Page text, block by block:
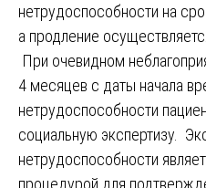
нетрудоспособности на
а продление
При очевидном
4 месяцев с даты начала
нетрудоспособности
социальную экспертизу.
нетрудоспособности
процедурой для